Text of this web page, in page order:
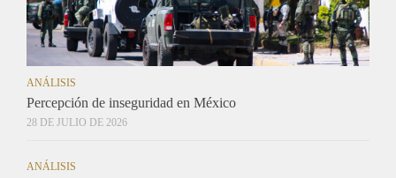
ANÁLISIS
Percepción de inseguridad en México
28 DE JULIO DE 2026
ANÁLISIS